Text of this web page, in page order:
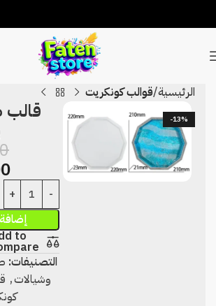
الرئيسية قوالب كونكريت
-13% قالب
to
التصنيفات:
وشيالات,